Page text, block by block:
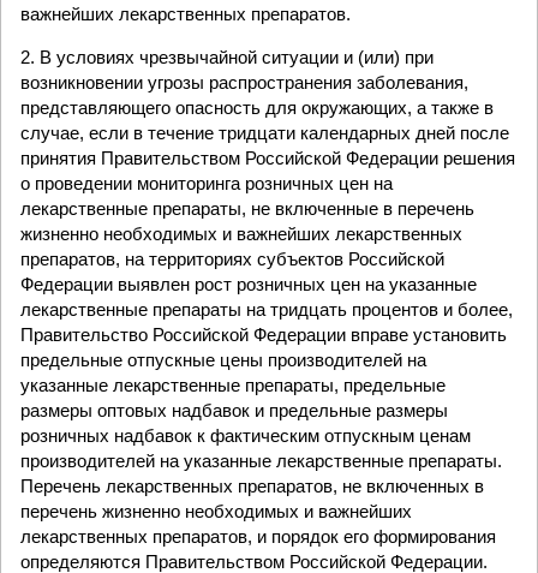
важнейших лекарственных препаратов.
2. В условиях чрезвычайной ситуации и (или) при
возникновении угрозы распространения заболевания,
представляющего опасность для окружающих, а также в
случае, если в течение тридцати календарных дней после
принятия Правительством Российской Федерации решения
о проведении мониторинга розничных цен на
лекарственные препараты, не включенные в перечень
жизненно необходимых и важнейших лекарственных
препаратов, на территориях субъектов Российской
Федерации выявлен рост розничных цен на указанные
лекарственные препараты на тридцать процентов и более,
Правительство Российской Федерации вправе установить
предельные отпускные цены производителей на
указанные лекарственные препараты, предельные
размеры оптовых надбавок и предельные размеры
розничных надбавок к фактическим отпускным ценам
производителей на указанные лекарственные препараты.
Перечень лекарственных препаратов, не включенных в
перечень жизненно необходимых и важнейших
лекарственных препаратов, и порядок его формирования
определяются Правительством Российской Федерации.